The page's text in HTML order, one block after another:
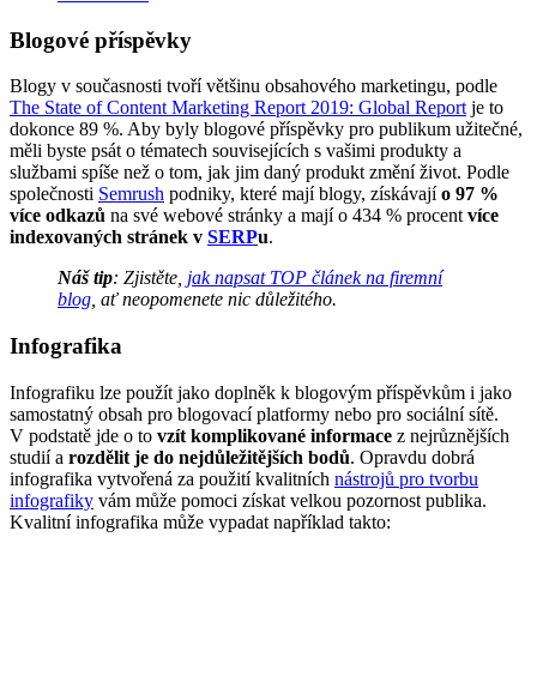
Blogové příspěvky
Blogy v současnosti tvoří většinu obsahového marketingu, podle
The State of Content Marketing Report 2019: Global Report je to
dokonce 89 %. Aby byly blogové příspěvky pro publikum užitečné,
měli byste psát o tématech souvisejících s vašimi produkty a
službami spíše než o tom, jak jim daný produkt změní život. Podle
společnosti Semrush podniky, které mají blogy, získávajío 97 %
více odkazů na své webové stránky a mají o 434 % procent více
indexovaných stránek v SERPu.
Náš tip: Zjistěte, jak napsat TOP článek na firemní
blog , ať neopomenete nic důležitého.
Infografika
Infografiku lze použít jako doplněk k blogovým příspěvkům i jako
samostatný obsah pro blogovací platformy nebo pro sociální sítě.
V podstatě jde o to vzít komplikované informace z nejrůznějších
studií a rozdělit je do nejdůležitějších bodů. Opravdu dobrá
infografika vytvořená za použití kvalitních nástrojů pro tvorbu
infografiky vám může pomoci získat velkou pozornost publika.
Kvalitní infografika může vypadat například takto: